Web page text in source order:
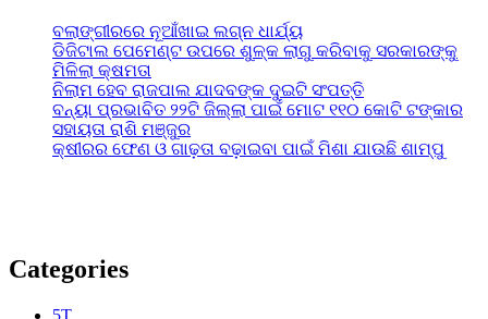
ବଲାଙ୍ଗୀରରେ ନୂଆଁଖାଇ ଲଗ୍ନ ଧାର୍ଯ୍ୟ
ଡିଜିଟାଲ ପେମେଣ୍ଟ ଉପରେ ଶୁଳ୍କ ଲାଗୁ କରିବାକୁ ସରକାରଙ୍କୁ
ମିଳିଲା କ୍ଷମତା
ନିଲାମ ହେବ ରାଜପାଲ ଯାଦବଙ୍କ ଦୁଇଟି ସଂପତ୍ତି
ବନ୍ୟା ପ୍ରଭାବିତ ୨୨ଟି ଜିଲ୍ଲା ପାଇଁ ମୋଟ ୧୧୦ କୋଟି ଟଙ୍କାର
ସହାୟତା ରାଶି ମଞ୍ଜୁର
କ୍ଷୀରର ଫେଣ ଓ ଗାଢ଼ତା ବଢ଼ାଇବା ପାଇଁ ମିଶା ଯାଉଛି ଶାମ୍ପୁ
Categories
5T